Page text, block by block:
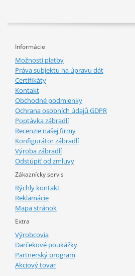
Informácie
Možnosti platby
Práva subjektu na úpravu dát
Certifikáty
Kontakt
Obchodné podmienky
Ochrana osobních údajů GDPR
Poptávka zábradlí
Recenzie našej firmy
Konfigurátor zábradlí
Výroba zábradlí
Odstúpiť od zmluvy
Zákaznícky servis
Rýchly kontakt
Reklamácie
Mapa stránok
Extra
Výrobcovia
Darčekové poukážky
Partnerský program
Akciový tovar